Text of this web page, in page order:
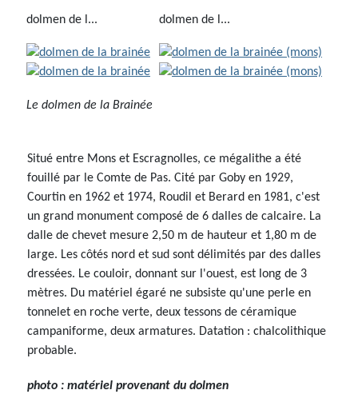
dolmen de l... dolmen de l...
Le dolmen de la Brainée
Situé entre Mons et Escragnolles, ce mégalithe a été
fouillé par le Comte de Pas. Cité par Goby en 1929,
Courtin en 1962 et 1974, Roudil et Berard en 1981, c'est
un grand monument composé de 6 dalles de calcaire. La
dalle de chevet mesure 2,50 m de hauteur et 1,80 m de
large. Les côtés nord et sud sont délimités par des dalles
dressées. Le couloir, donnant sur l'ouest, est long de 3
mètres. Du matériel égaré ne subsiste qu'une perle en
tonnelet en roche verte, deux tessons de céramique
campaniforme, deux armatures. Datation : chalcolithique
probable.
photo : matériel provenant du dolmen